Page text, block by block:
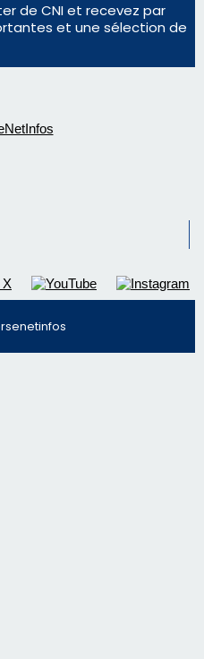
de CNI et recevez par
et une sélection de